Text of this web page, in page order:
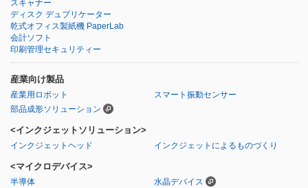
スキャナー
ディスク デュプリケーター
乾式オフィス製紙機 PaperLab
会計ソフト
印刷管理セキュリティー
産業向け製品
産業用ロボット
スマート振動センサー
部品成形ソリューション
<インクジェットソリューション>
インクジェットヘッド インクジェットによるものづくり
<マイクロデバイス>
半導体 水晶デバイス